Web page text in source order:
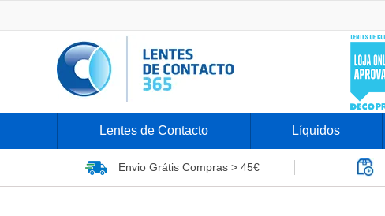
Lentes de Contacto Líquidos
Envio GrátisCompras > 45€